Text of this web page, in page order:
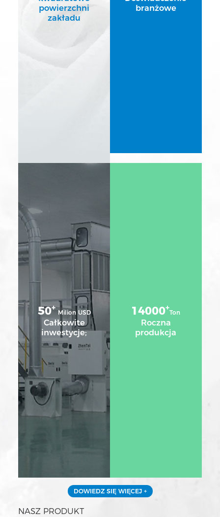
powierzchni
zakładu
branżowe
50+ Milion USD
Całkowite
inwestycje;
14000+Ton
Roczna
produkcja
DOWIEDZ SIĘ WIĘCEJ +
NASZ PRODUKT